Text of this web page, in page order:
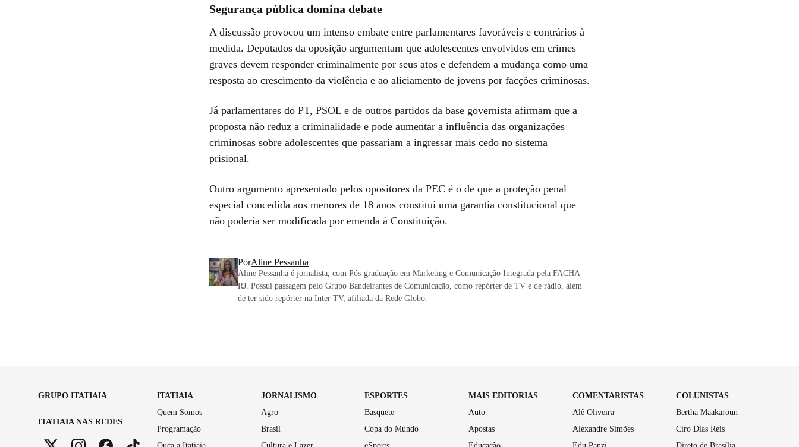
Segurança pública domina debate
A discussão provocou um intenso embate entre parlamentares favoráveis e contrários à
medida. Deputados da oposição argumentam que adolescentes envolvidos em crimes
graves devem responder criminalmente por seus atos e defendem a mudança como uma
resposta ao crescimento da violência e ao aliciamento de jovens por facções criminosas.
Já parlamentares do PT, PSOL e de outros partidos da base governista afirmam que a
proposta não reduz a criminalidade e pode aumentar a influência das organizações
criminosas sobre adolescentes que passariam a ingressar mais cedo no sistema
prisional.
Outro argumento apresentado pelos opositores da PEC é o de que a proteção penal
especial concedida aos menores de 18 anos constitui uma garantia constitucional que
não poderia ser modificada por emenda à Constituição.
PorAline Pessanha
Aline Pessanha é jornalista, com Pós-graduação em Marketing e Comunicação Integrada pela FACHA -
RJ. Possui passagem pelo Grupo Bandeirantes de Comunicação, como repórter de TV e de rádio, além
de ter sido repórter na Inter TV, afiliada da Rede Globo.
GRUPO ITATIAIA
ITATIAIA NAS REDES
ITATIAIA
Quem Somos
Programação
JORNALISMO
Agro
Brasil
ESPORTES
Basquete
Copa do Mundo
MAIS EDITORIAS
Auto
Apostas
COMENTARISTAS
Alê Oliveira
Alexandre Simões
COLUNISTAS
Bertha Maakaroun
Ciro Dias Reis